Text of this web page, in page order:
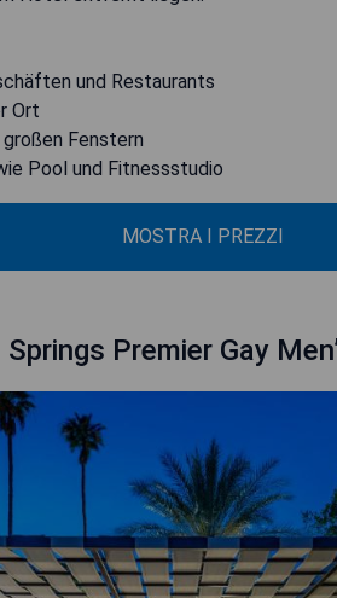
und Restaurants
Ort
Fenstern
Pool und Fitnessstudio
MOSTRA I PREZZI
Premier Gay